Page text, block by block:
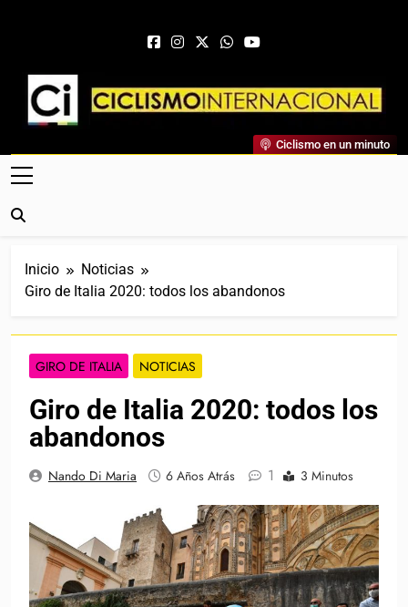
Ciclismo Internacional
Web Dedicada Al Ciclismo Mundial. Entrevistas, Análisis,
Crónicas, Previas Y Más. La Web Ciclista De Referencia.
Ciclismo en un minuto
Inicio
Noticias
Giro de Italia 2020: todos los abandonos
GIRO DE ITALIA NOTICIAS
Giro de Italia 2020: todos los
abandonos
Nando Di Maria 6 Años Atrás 1 3 Minutos